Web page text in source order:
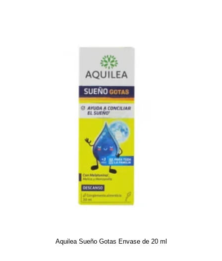
Aquilea Sueño Gotas Envase de 20 ml